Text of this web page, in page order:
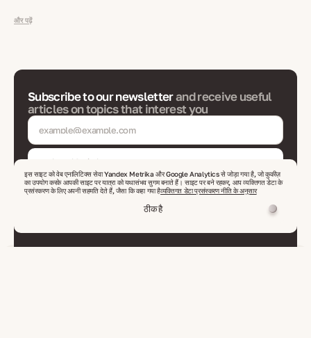
और पढ़ें
Subscribe to our newsletterand receive useful
articles on topics that interest you
इस साइट को वेब एनालिटिक्स सेवा Yandex Metrika और Google Analytics से जोड़ा गया है, जो कुकीज़
का उपयोग करके आपकी साइट पर यात्रा को यथासंभव सुगम बनाते हैं। साइट पर बने रहकर, आप व्यक्तिगत डेटा के
प्रसंस्करण के लिए अपनी सहमति देते हैं, जैसा कि कहा गया हैव्यक्तिगत डेटा प्रसंस्करण नीति के अनुसार
ठीक है